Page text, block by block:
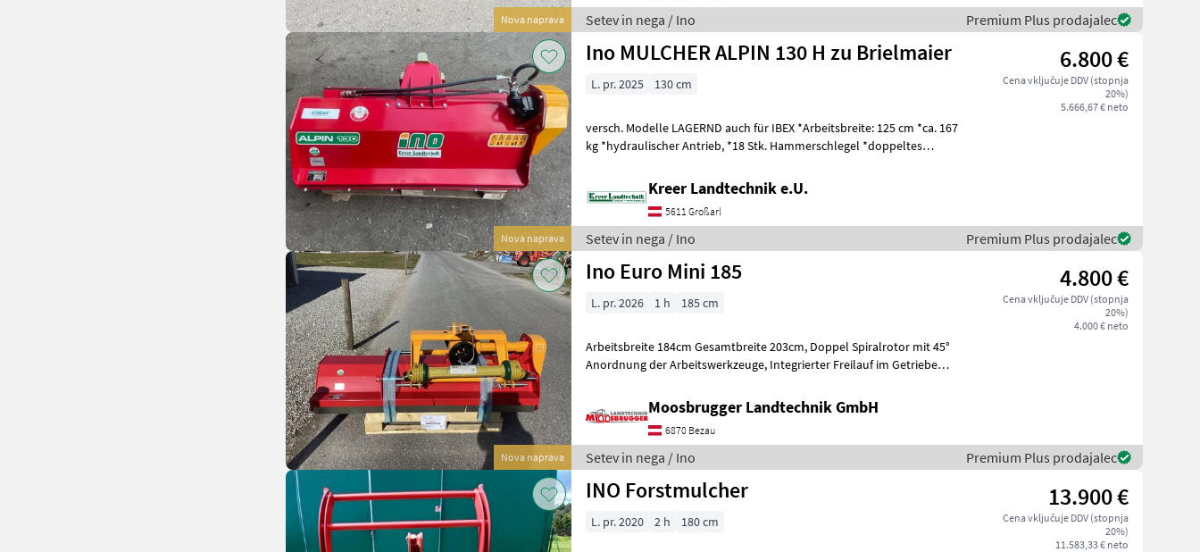
Nova naprava Setev in nega / Ino Premium Plus prodajalec
Nova naprava
Ino MULCHER ALPIN 130 H zu Brielmaier 6.800 €
Cena vključuje DDV (stopnja
20%)
5.666,67 € neto
L. pr. 2025 130 cm
versch. Modelle LAGERND auch für IBEX *Arbeitsbreite: 125 cm *ca. 167
kg *hydraulischer Antrieb, *18 Stk. Hammerschlegel *doppeltes
Kreer Landtechnik e.U.
5611 Großarl
Setev in nega / Ino Premium Plus prodajalec
Nova naprava
Ino Euro Mini 185 4.800 €
Cena vključuje DDV (stopnja
20%)
4.000 € neto
L. pr. 2026 1 h 185 cm
Arbeitsbreite 184cm Gesamtbreite 203cm, Doppel Spiralrotor mit 45°
Anordnung der Arbeitswerkzeuge, Integrierter Freilauf im Getriebe
Moosbrugger Landtechnik GmbH
6870 Bezau
Setev in nega / Ino Premium Plus prodajalec
INO Forstmulcher 13.900 €
Cena vključuje DDV (stopnja
20%)
11.583,33 € neto
L. pr. 2020 2 h 180 cm